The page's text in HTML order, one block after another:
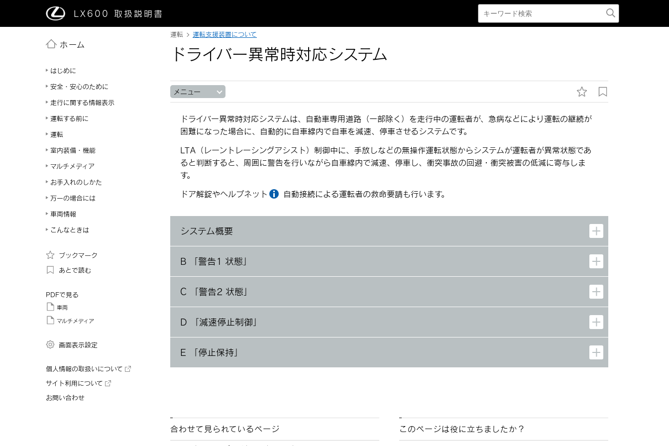
LX600 取扱説明書
ホーム
はじめに
安全・安心のために
走行に関する情報表示
運転する前に
運転
室内装備・機能
マルチメディア
お手入れのしかた
万一の場合には
車両情報
こんなときは
ブックマーク
あとで読む
PDFで見る
車両
マルチメディア
画面表示設定
個人情報の取扱いについて
サイト利用について
お問い合わせ
運転 運転支援装置について
ドライバー異常時対応システム
メニュー
ドライバー異常時対応システムは、自動車専用道路（一部除く）を走行中の運転者が、急病などにより運転の継続が
困難になった場合に、自動的に自車線内で自車を減速、停車させるシステムです。
LTA（レーントレーシングアシスト）制御中に、手放しなどの無操作運転状態からシステムが運転者が異常状態であ
ると判断すると、周囲に警告を行いながら自車線内で減速、停車し、衝突事故の回避・衝突被害の低減に寄与しま
す。
ドア解錠やヘルプネット
自動接続による運転者の救命要請も行います。
システム概要
B 「警告1 状態」
C 「警告2 状態」
D 「減速停止制御」
E 「停止保持」
合わせて見られているページ このページは役に立ちましたか？